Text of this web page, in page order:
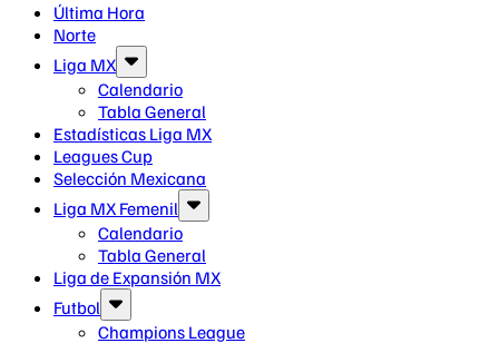
Última Hora
Norte
Liga MX
Calendario
Tabla General
Estadísticas Liga MX
Leagues Cup
Selección Mexicana
Liga MX Femenil
Calendario
Tabla General
Liga de Expansión MX
Futbol
Champions League